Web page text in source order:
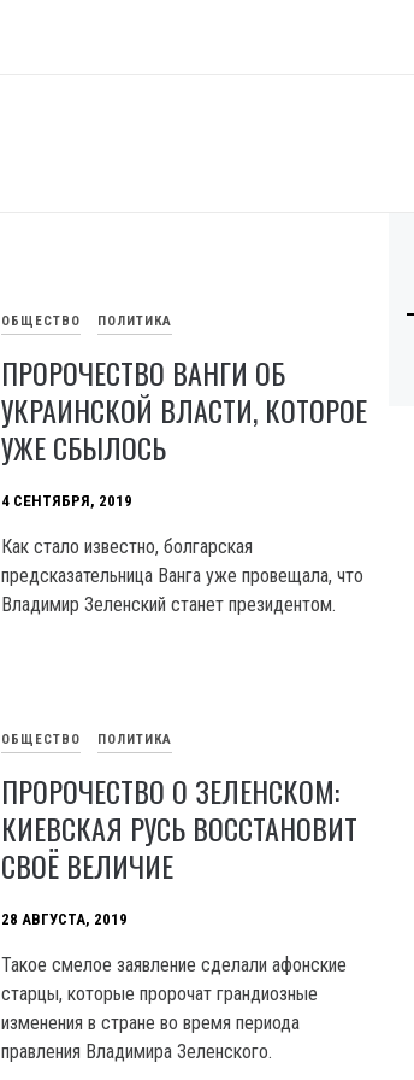
ОБЩЕСТВО ПОЛИТИКА
ПРОРОЧЕСТВО ВАНГИ ОБ
УКРАИНСКОЙ ВЛАСТИ, КОТОРОЕ
УЖЕ СБЫЛОСЬ
4 СЕНТЯБРЯ, 2019
Как стало известно, болгарская
предсказательница Ванга уже провещала, что
Владимир Зеленский станет президентом.
ОБЩЕСТВО ПОЛИТИКА
ПРОРОЧЕСТВО О ЗЕЛЕНСКОМ:
КИЕВСКАЯ РУСЬ ВОССТАНОВИТ
СВОЁ ВЕЛИЧИЕ
28 АВГУСТА, 2019
Такое смелое заявление сделали афонские
старцы, которые пророчат грандиозные
изменения в стране во время периода
правления Владимира Зеленского.